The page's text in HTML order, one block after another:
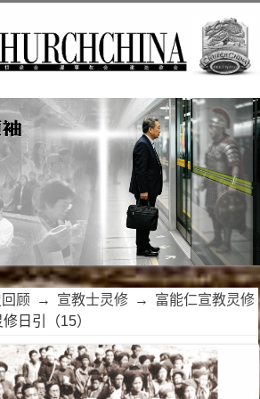
顾 → 宣教士灵修 →
富能仁宣教灵修
日引（15）